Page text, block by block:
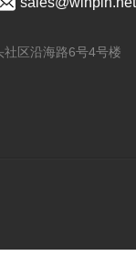
区沿海路6号4号楼